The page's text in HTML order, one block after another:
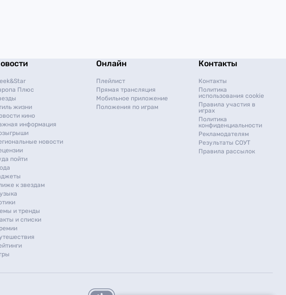
Плюс
жизни
кино
информация
новости
пойти
к звездам
и тренды
и списки
Онлайн
Плейлист
Прямая трансляция
Мобильное приложение
Положения по играм
Контакты
Контакты
Политика
использования cookie
Правила участия в
играх
Политика
конфиденциальности
Рекламодателям
Результаты СОУТ
Правила рассылок